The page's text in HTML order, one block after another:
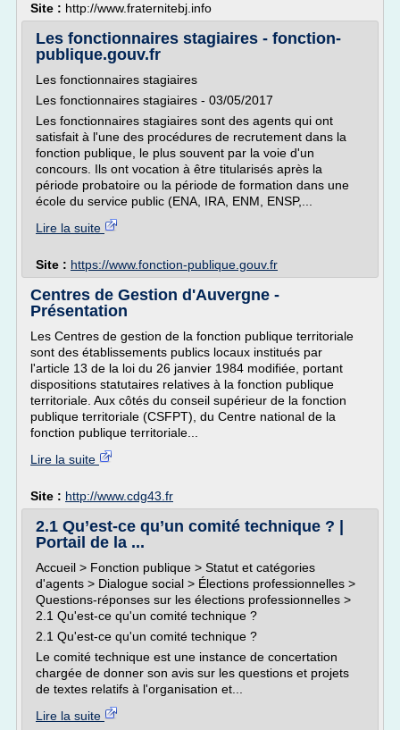
Site : http://www.fraternitebj.info
Les fonctionnaires stagiaires - fonction-
publique.gouv.fr
Les fonctionnaires stagiaires
Les fonctionnaires stagiaires - 03/05/2017
Les fonctionnaires stagiaires sont des agents qui ont
satisfait à l'une des procédures de recrutement dans la
fonction publique, le plus souvent par la voie d'un
concours. Ils ont vocation à être titularisés après la
période probatoire ou la période de formation dans une
école du service public (ENA, IRA, ENM, ENSP,...
Lire la suite
Site : https://www.fonction-publique.gouv.fr
Centres de Gestion d'Auvergne -
Présentation
Les Centres de gestion de la fonction publique territoriale
sont des établissements publics locaux institués par
l'article 13 de la loi du 26 janvier 1984 modifiée, portant
dispositions statutaires relatives à la fonction publique
territoriale. Aux côtés du conseil supérieur de la fonction
publique territoriale (CSFPT), du Centre national de la
fonction publique territoriale...
Lire la suite
Site : http://www.cdg43.fr
2.1 Qu’est-ce qu’un comité technique ? |
Portail de la ...
Accueil > Fonction publique > Statut et catégories
d'agents > Dialogue social > Élections professionnelles >
Questions-réponses sur les élections professionnelles >
2.1 Qu'est-ce qu'un comité technique ?
2.1 Qu'est-ce qu'un comité technique ?
Le comité technique est une instance de concertation
chargée de donner son avis sur les questions et projets
de textes relatifs à l'organisation et...
Lire la suite